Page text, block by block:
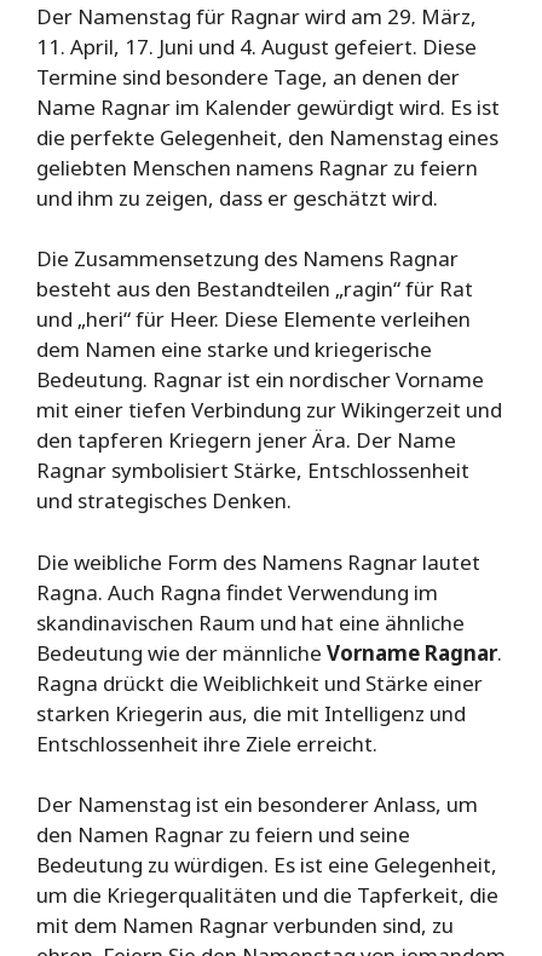
Der Namenstag für Ragnar wird am 29. März,
11. April, 17. Juni und 4. August gefeiert. Diese
Termine sind besondere Tage, an denen der
Name Ragnar im Kalender gewürdigt wird. Es ist
die perfekte Gelegenheit, den Namenstag eines
geliebten Menschen namens Ragnar zu feiern
und ihm zu zeigen, dass er geschätzt wird.
Die Zusammensetzung des Namens Ragnar
besteht aus den Bestandteilen „ragin“ für Rat
und „heri“ für Heer. Diese Elemente verleihen
dem Namen eine starke und kriegerische
Bedeutung. Ragnar ist ein nordischer Vorname
mit einer tiefen Verbindung zur Wikingerzeit und
den tapferen Kriegern jener Ära. Der Name
Ragnar symbolisiert Stärke, Entschlossenheit
und strategisches Denken.
Die weibliche Form des Namens Ragnar lautet
Ragna. Auch Ragna findet Verwendung im
skandinavischen Raum und hat eine ähnliche
Bedeutung wie der männliche Vorname Ragnar.
Ragna drückt die Weiblichkeit und Stärke einer
starken Kriegerin aus, die mit Intelligenz und
Entschlossenheit ihre Ziele erreicht.
Der Namenstag ist ein besonderer Anlass, um
den Namen Ragnar zu feiern und seine
Bedeutung zu würdigen. Es ist eine Gelegenheit,
um die Kriegerqualitäten und die Tapferkeit, die
mit dem Namen Ragnar verbunden sind, zu